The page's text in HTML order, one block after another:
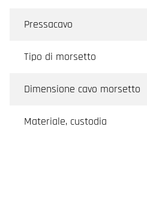
Pressacavo
Tipo di morsetto
Dimensione cavo morsetto
Materiale, custodia